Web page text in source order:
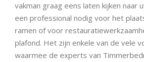
vakman graag eens laten kijken naar
een professional nodig voor het
ramen of voor
plafond. Het zijn enkele van de vele
waarmee de experts van